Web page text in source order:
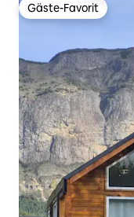
Gäste-Favorit
Gäste-Favorit